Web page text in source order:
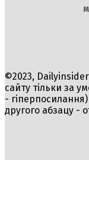
©2023,
сайту тільки за
-
другого абзацу -